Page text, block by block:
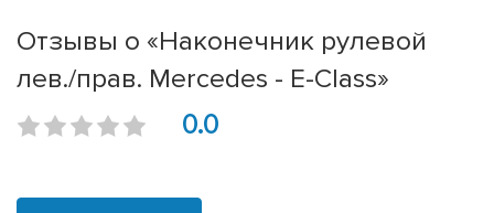
Отзывы о «Наконечник рулевой
лев./прав. Mercedes - E-Class»
0.0